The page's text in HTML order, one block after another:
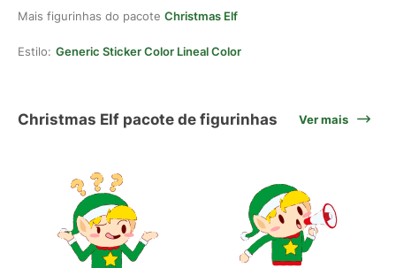
Mais figurinhas do pacote Christmas Elf
Estilo: Generic Sticker Color Lineal Color
Christmas Elf pacote de figurinhas Ver mais